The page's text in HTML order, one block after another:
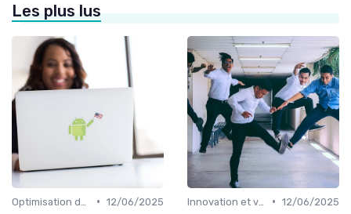
Les plus lus
• 12/06/2025
• 12/06/2025